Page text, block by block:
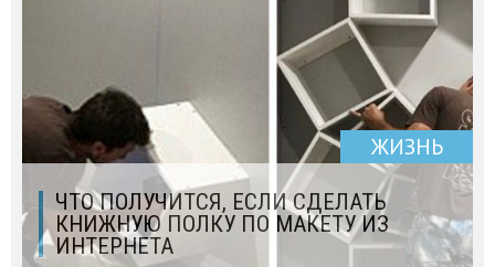
ЖИЗНЬ
ЧТО ПОЛУЧИТСЯ, ЕСЛИ СДЕЛАТЬ
КНИЖНУЮ ПОЛКУ ПО МАКЕТУ ИЗ
ИНТЕРНЕТА